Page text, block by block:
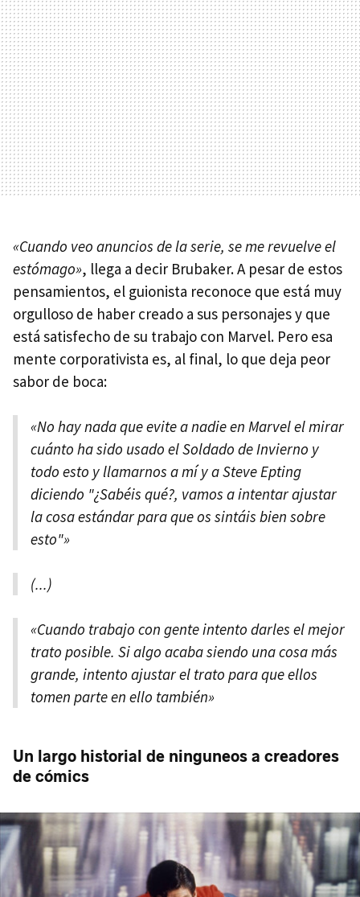
«Cuando veo anuncios de la serie, se me revuelve el
estómago», llega a decir Brubaker. A pesar de estos
pensamientos, el guionista reconoce que está muy
orgulloso de haber creado a sus personajes y que
está satisfecho de su trabajo con Marvel. Pero esa
mente corporativista es, al final, lo que deja peor
sabor de boca:
«No hay nada que evite a nadie en Marvel el mirar
cuánto ha sido usado el Soldado de Invierno y
todo esto y llamarnos a mí y a Steve Epting
diciendo "¿Sabéis qué?, vamos a intentar ajustar
la cosa estándar para que os sintáis bien sobre
esto"»
(...)
«Cuando trabajo con gente intento darles el mejor
trato posible. Si algo acaba siendo una cosa más
grande, intento ajustar el trato para que ellos
tomen parte en ello también»
Un largo historial de ninguneos a creadores
de cómics